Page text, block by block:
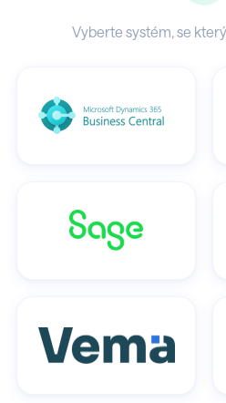
Vyberte systém, se